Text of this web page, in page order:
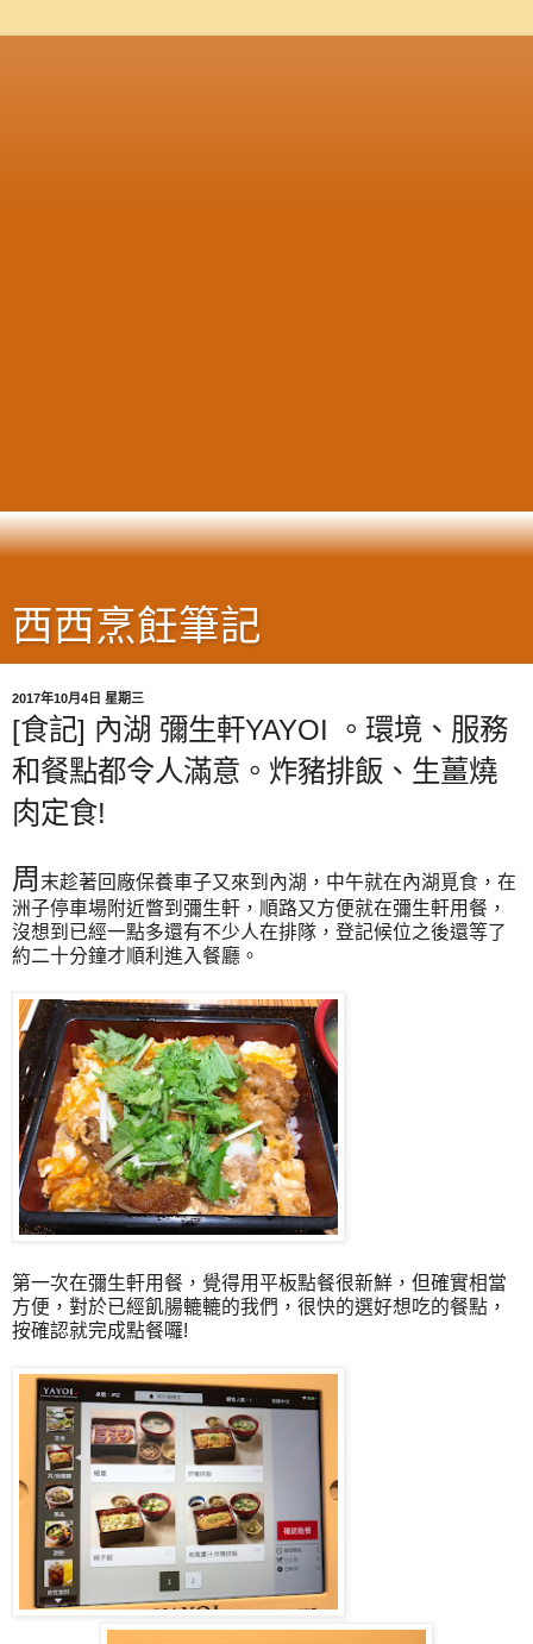
西西烹飪筆記
2017年10月4日 星期三
[食記] 內湖 彌生軒YAYOI 。環境、服務
和餐點都令人滿意。炸豬排飯、生薑燒
肉定食!
周 末趁著回廠保養車子又來到內湖，中午就在內湖覓食，在
洲子停車場附近瞥到彌生軒，順路又方便就在彌生軒用餐，
沒想到已經一點多還有不少人在排隊，登記候位之後還等了
約二十分鐘才順利進入餐廳。
第一次在彌生軒用餐，覺得用平板點餐很新鮮，但確實相當
方便，對於已經飢腸轆轆的我們，很快的選好想吃的餐點，
按確認就完成點餐囉!